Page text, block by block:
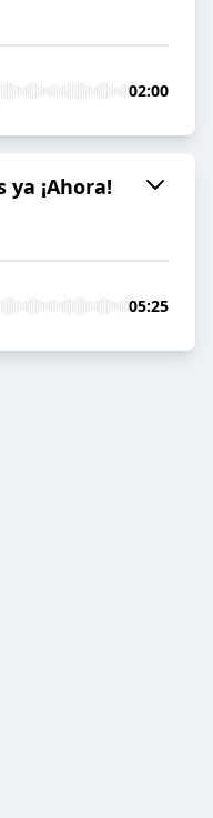
02:00
ya ¡Ahora!
05:25